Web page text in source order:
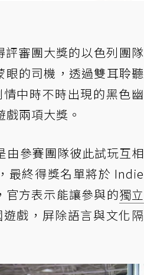
審團大獎的以色列團隊
的司機，透過雙耳聆聽
中時不時出現的黑色幽
兩項大獎。
由參賽團隊彼此試玩互相
最終得獎名單將於 Indie
方表示能讓參與的獨立
戲，屏除語言與文化隔